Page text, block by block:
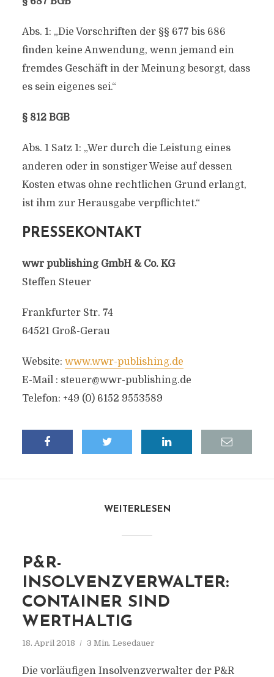
Abs. 1: „Die Vorschriften der §§ 677 bis 686
finden keine Anwendung, wenn jemand ein
fremdes Geschäft in der Meinung besorgt, dass
es sein eigenes sei.“
§ 812 BGB
Abs. 1 Satz 1: „Wer durch die Leistung eines
anderen oder in sonstiger Weise auf dessen
Kosten etwas ohne rechtlichen Grund erlangt,
ist ihm zur Herausgabe verpflichtet.“
PRESSEKONTAKT
wwr publishing GmbH & Co. KG
Steffen Steuer
Frankfurter Str. 74
64521 Groß-Gerau
Website: www.wwr-publishing.de
E-Mail : steuer@wwr-publishing.de
Telefon: +49 (0) 6152 9553589
WEITERLESEN
P&R-
INSOLVENZVERWALTER:
CONTAINER SIND
WERTHALTIG
18. April 2018 3 Min. Lesedauer
Die vorläufigen Insolvenzverwalter der P&R